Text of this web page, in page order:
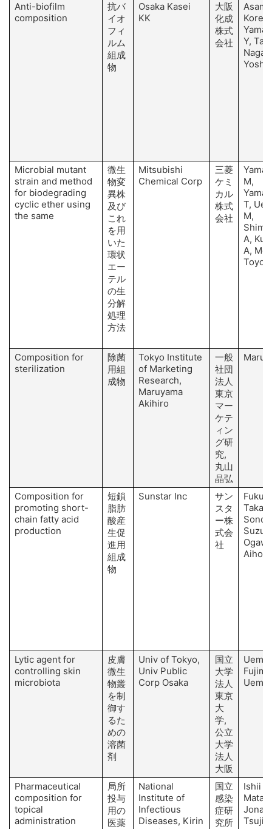
Anti-biofilm
composition
抗バ
イオ
フィ
ルム
組成
物
Osaka Kasei
KK
大阪
化成
株式
会社
Asami
Y,
Yoshii
Microbial mutant
strain and method
for biodegrading
cyclic ether using
the same
微生
物変
異株
及び
これ
を用
いた
環状
エー
テル
の生
分解
処理
方法
Mitsubishi
Chemical Corp
三菱
ケミ
カル
株式
会社
M,
T,
M,
A,
A,
Composition for
sterilization
除菌
用組
成物
Tokyo Institute
of Marketing
Research,
Maruyama
Akihiro
一般
社団
法人
東京
マー
ケテ
ィン
グ研
究,
丸山
晶弘
Composition for
promoting short-
chain fatty acid
production
短鎖
脂肪
酸産
生促
進用
組成
物
Sunstar Inc
サン
スタ
ー株
式会
社
Takai
Sono
Lytic agent for
controlling skin
microbiota
皮膚
微生
物叢
を制
御す
るた
めの
溶菌
剤
Univ of Tokyo,
Univ Public
Corp Osaka
国立
大学
法人
東京
大
学,
公立
大学
法人
大阪
Pharmaceutical
composition for
topical
administration
局所
投与
用の
医薬
National
Institute of
Infectious
Diseases, Kirin
国立
感染
症研
究所
Ishii H,
Jonai
Tsuji R